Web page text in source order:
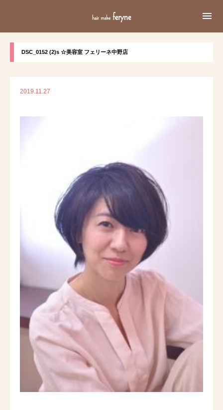

DSC_0152 (2)s ☆美容室 フェリーネ中野店
2019.11.27